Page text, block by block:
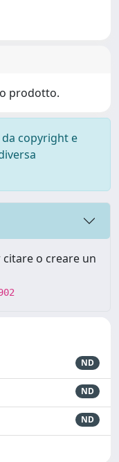
prodotto.
copyright e
o creare un
ND
ND
ND